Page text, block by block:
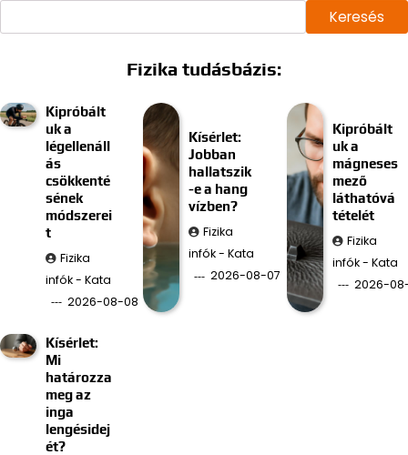
Keresés
Fizika tudásbázis:
Kipróbált
uk a
légellenáll
ás
csökkenté
sének
módszerei
t
Fizika
infók - Kata
2026-08-08
Kísérlet:
Jobban
hallatszik
-e a hang
vízben?
Fizika
infók - Kata
2026-08-07
Kipróbált
uk a
mágneses
mező
láthatóvá
tételét
Fizika
infók - Kata
2026-
Kísérlet:
Mi
határozza
meg az
inga
lengésidej
ét?